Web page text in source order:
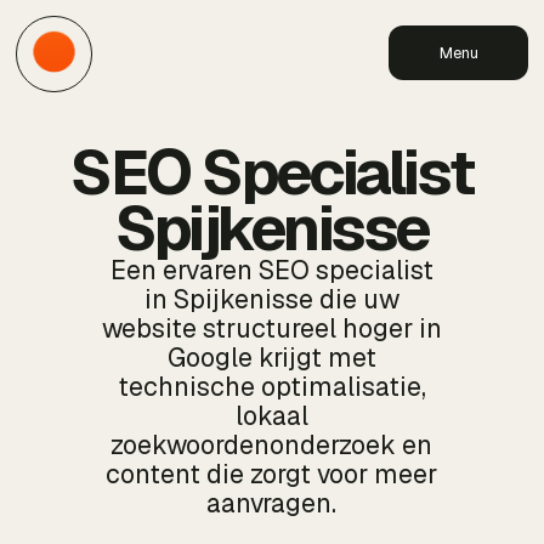
Menu
SEO Specialist
Spijkenisse
Een ervaren SEO specialist
in Spijkenisse die uw
website structureel hoger in
Google krijgt met
technische optimalisatie,
lokaal
zoekwoordenonderzoek en
content die zorgt voor meer
aanvragen.